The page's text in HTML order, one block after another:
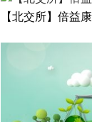
【北交所】倍益